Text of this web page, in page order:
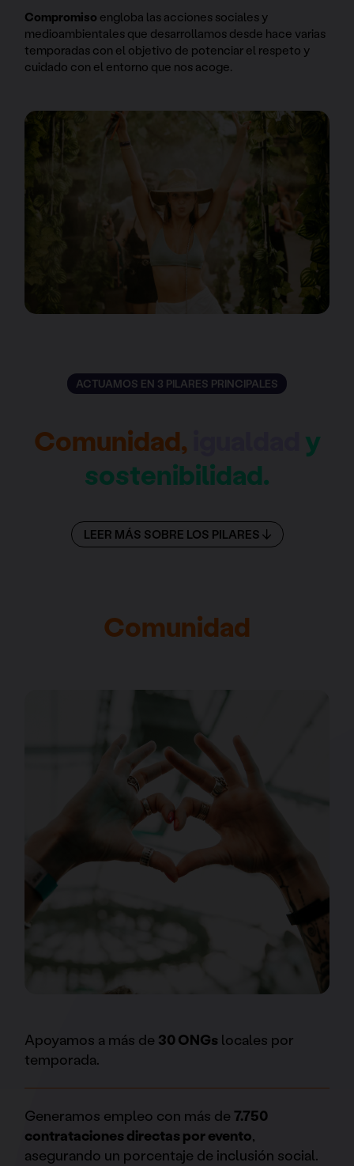
Compromiso engloba las acciones sociales y
medioambientales que desarrollamos desde hace varias
temporadas con el objetivo de potenciar el respeto y
cuidado con el entorno que nos acoge.
ACTUAMOS EN 3 PILARES PRINCIPALES
Comunidad,
y
sostenibilidad.
LEER MÁS SOBRE LOS PILARES
Comunidad
Apoyamos a más de 30 ONGs locales por
temporada.
Generamos empleo con más de 7.750
contrataciones directas por evento,
asegurando un porcentaje de inclusión social.